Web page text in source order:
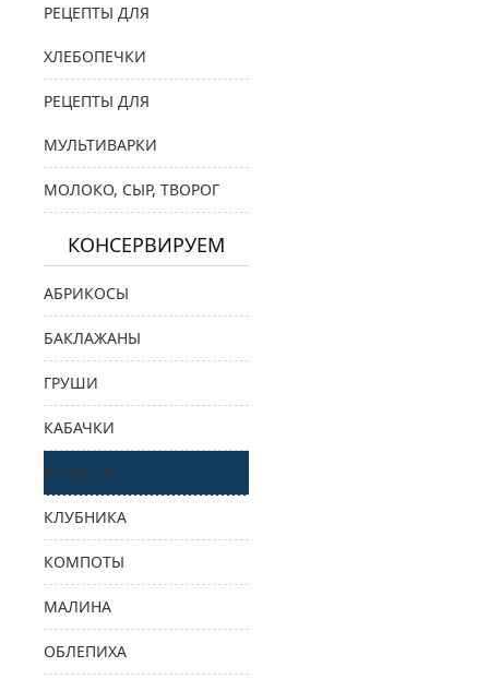
РЕЦЕПТЫ ДЛЯ
ХЛЕБОПЕЧКИ
РЕЦЕПТЫ ДЛЯ
МУЛЬТИВАРКИ
МОЛОКО, СЫР, ТВОРОГ
КОНСЕРВИРУЕМ
АБРИКОСЫ
БАКЛАЖАНЫ
ГРУШИ
КАБАЧКИ
КАПУСТА
КЛУБНИКА
КОМПОТЫ
МАЛИНА
ОБЛЕПИХА